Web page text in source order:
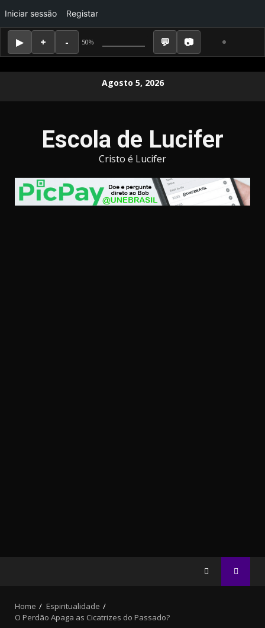
50%
Iniciar sessão Registar
Agosto 5, 2026
Escola de Lucifer
Cristo é Lucifer
Home
Espiritualidade
O Perdão Apaga as Cicatrizes do Passado?